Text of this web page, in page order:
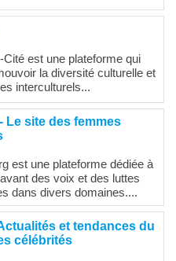
Cité est une plateforme qui
la diversité culturelle et
interculturels...
Le site des femmes
est une plateforme dédiée à
des voix et des luttes
dans divers domaines....
et tendances du
célébrités